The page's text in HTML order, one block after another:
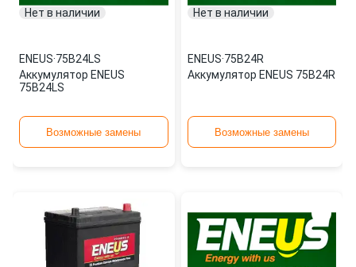
Нет в наличии
ENEUS·75B24LS
Аккумулятор ENEUS
75B24LS
Возможные замены
Нет в наличии
ENEUS·75B24R
Аккумулятор ENEUS 75B24R
Возможные замены